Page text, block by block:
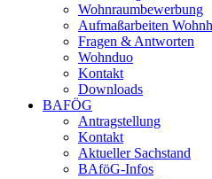
Wohnraumbewerbung
Aufmaßarbeiten
Fragen & Antworten
Wohnduo
Kontakt
Downloads
BAFÖG
Antragstellung
Kontakt
Aktueller Sachstand
BAföG-Infos